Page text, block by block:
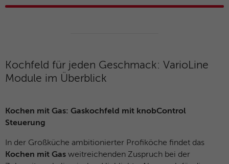
Kochfeld für jeden Geschmack: VarioLine
Module im Überblick
Kochen mit Gas: Gaskochfeld mit knobControl
Steuerung
In der Großküche ambitionierter Profiköche findet das
Kochen mit Gas weitreichenden Zuspruch bei der